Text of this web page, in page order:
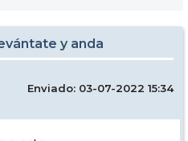
y anda
Enviado: 03-07-2022 15:34